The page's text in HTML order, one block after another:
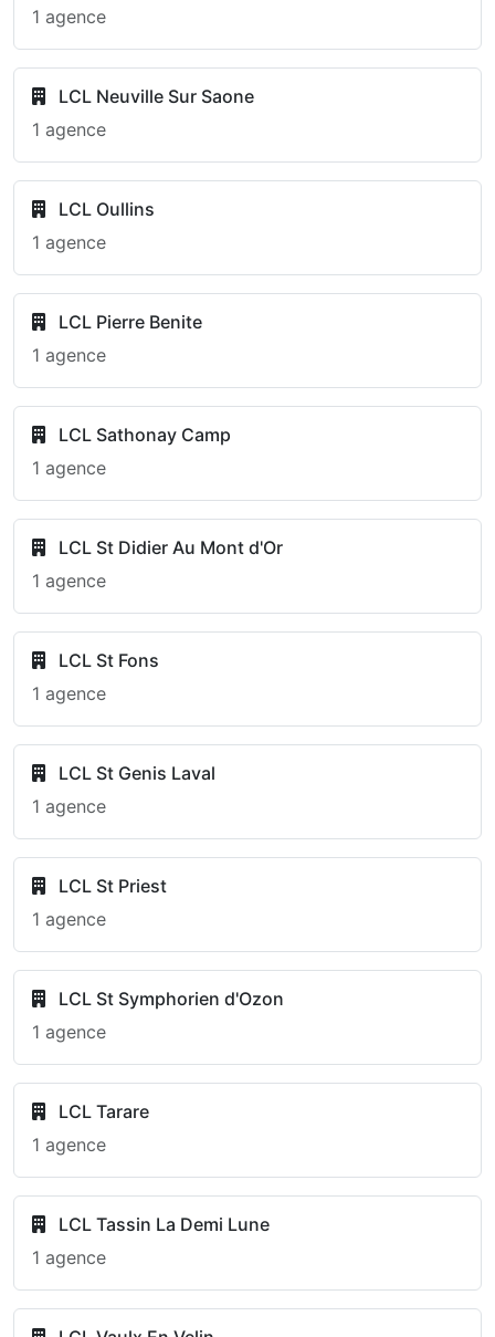
1 agence
LCL Neuville Sur Saone
1 agence
LCL Oullins
1 agence
LCL Pierre Benite
1 agence
LCL Sathonay Camp
1 agence
LCL St Didier Au Mont d'Or
1 agence
LCL St Fons
1 agence
LCL St Genis Laval
1 agence
LCL St Priest
1 agence
LCL St Symphorien d'Ozon
1 agence
LCL Tarare
1 agence
LCL Tassin La Demi Lune
1 agence